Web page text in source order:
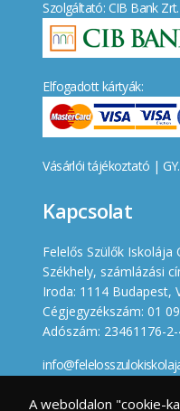
Szolgáltató: CIB Bank Zrt.
Elfogadott kártyák:
Vásárlói tájékoztató |
Kapcsolat
Felelős Szülők
Székhely, számlázási
Iroda: 1114 Budapest,
Cégjegyzékszám: 01
Adószám: 23461176-
A weboldalon "cookie-